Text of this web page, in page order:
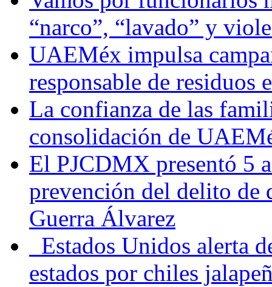
“narco”, “lavado” y
UAEMéx impulsa
responsable de residuos
La confianza de las
consolidación de
El PJCDMX presentó 5
prevención del delito de
Guerra Álvarez
Estados Unidos alerta
estados por chiles